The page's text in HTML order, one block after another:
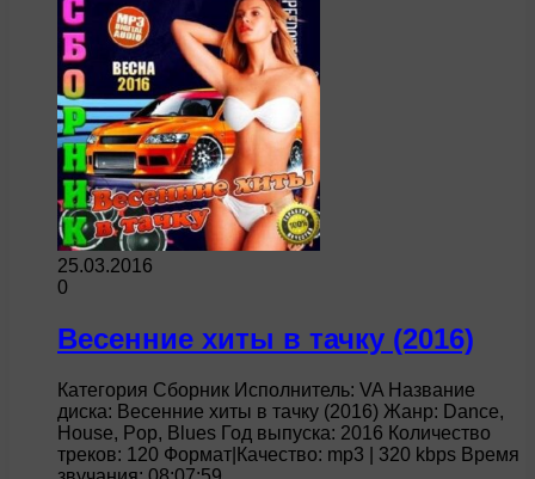
25.03.2016
0
Весенние хиты в тачку (2016)
Категория Сборник Исполнитель: VA Название
диска: Весенние хиты в тачку (2016) Жанр: Dance,
House, Pop, Blues Год выпуска: 2016 Количество
треков: 120 Формат|Качество: mp3 | 320 kbps Время